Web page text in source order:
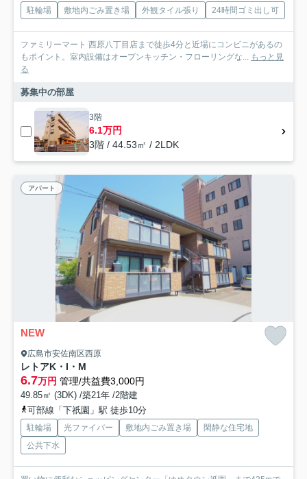
駐輪場 敷地内ごみ置き場 外観タイル張り 24時間ゴミ出し可
ファミリーマート 西原八丁目店まで徒歩4分と近場にコンビニがあるの
もポイント。室内設備はオープンキッチン・フローリングな... もっと見
る
募集中の部屋
3階
6.1万円
3階 / 44.53㎡ / 2LDK
アパート
NEW
広島市安佐南区西原
レトアK・I・M
6.7万円 管理/共益費3,000円
49.85㎡ (3DK) /築21年 /2階建
可部線「下祇園」駅 徒歩10分
駐輪場 光ファイバー 敷地内ごみ置き場
閑静な住宅地
公共下水